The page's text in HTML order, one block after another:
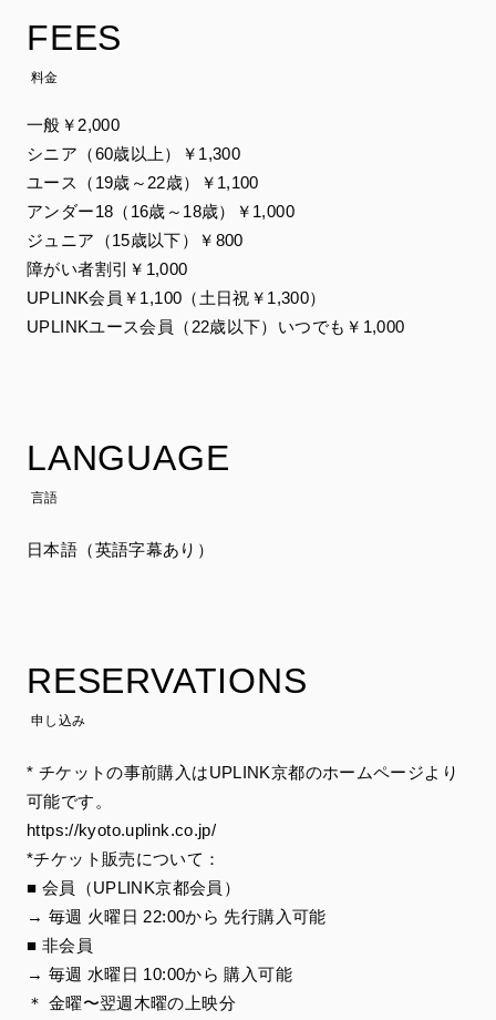
FEES
料金
一般￥2,000
シニア（60歳以上）￥1,300
ユース（19歳～22歳）￥1,100
アンダー18（16歳～18歳）￥1,000
ジュニア（15歳以下）￥800
障がい者割引￥1,000
UPLINK会員￥1,100（土日祝￥1,300）
UPLINKユース会員（22歳以下）いつでも￥1,000
LANGUAGE
言語
日本語（英語字幕あり）
RESERVATIONS
申し込み
* チケットの事前購入はUPLINK京都のホームページより
可能です。
https://kyoto.uplink.co.jp/
*チケット販売について：
■ 会員（UPLINK京都会員）
→ 毎週 火曜日 22:00から 先行購入可能
■ 非会員
→ 毎週 水曜日 10:00から 購入可能
＊ 金曜〜翌週木曜の上映分